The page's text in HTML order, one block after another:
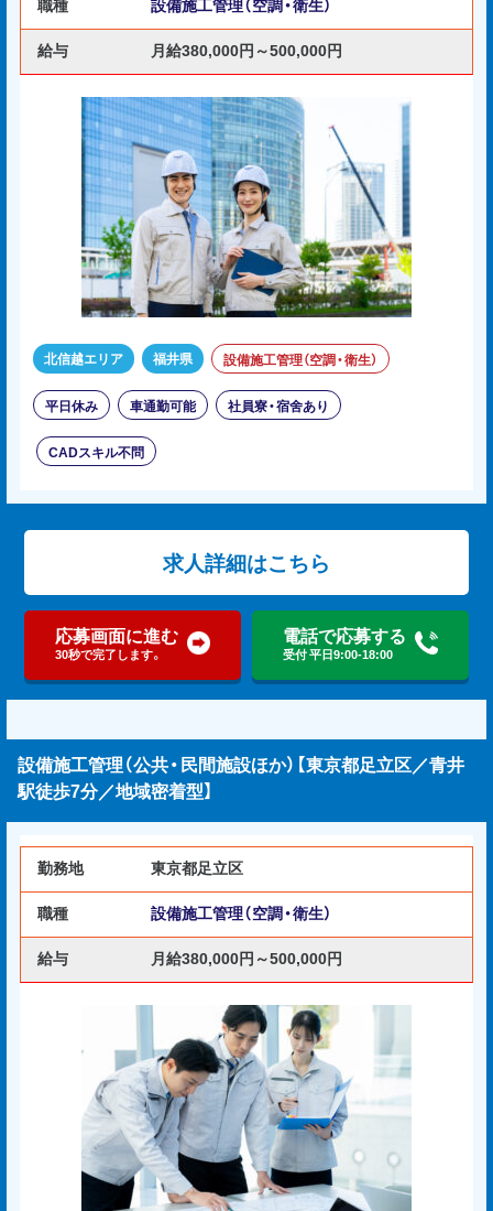
職種 設備施工管理（空調・衛生）
給与 月給380,000円～500,000円
北信越エリア 福井県 設備施工管理（空調・衛生）
平日休み 車通勤可能 社員寮・宿舍あり
CADスキル不問
求人詳細はこちら
応募画面に進む
30秒で完了します。
電話で応募する
受付 平日9:00-18:00
設備施工管理（公共・民間施設ほか）【東京都足立区／青井
駅徒歩7分／地域密着型】
勤務地 東京都足立区
職種 設備施工管理（空調・衛生）
給与 月給380,000円～500,000円